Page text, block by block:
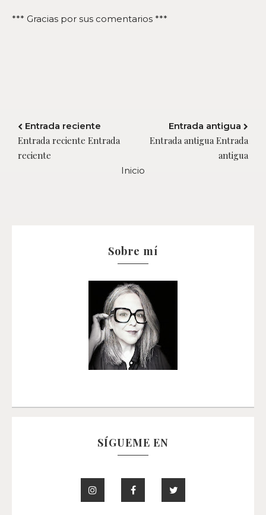
*** Gracias por sus comentarios ***
Entrada reciente
Entrada reciente Entrada
reciente
Entrada antigua
Entrada antigua Entrada
antigua
Inicio
Sobre mí
SÍGUEME EN